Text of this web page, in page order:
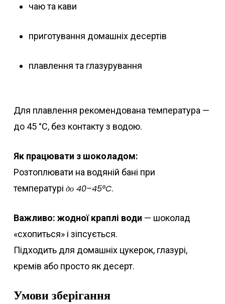
чаю та кави
приготування домашніх десертів
плавлення та глазурування
Для плавлення рекомендована температура —
до 45 °C, без контакту з водою.
Як працювати з шоколадом:
Розтоплювати на водяній бані при
температурі до 40–45°C.
Важливо: жодної краплі води — шоколад
«схопиться» і зіпсується.
Підходить для домашніх цукерок, глазурі,
кремів або просто як десерт.
Умови зберігання